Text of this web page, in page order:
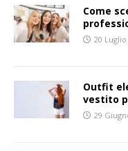
Come
20 Luglio
Outfit
vestito
29